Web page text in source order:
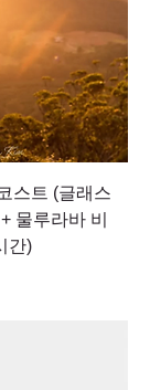
스트 (글래스
물루라바 비
간)